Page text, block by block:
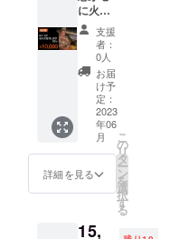
種でし
た。亀
の尾は
現代の
優良品
種であ
るササ
ニシ
キ、コ
シヒカ
とめぼ
れ、あ
の交配
・整体
・ヒー
リング
サウナ
（シン
ギング
ボール
の奏で
る音に
よる癒
し体
験） ・
2023年
いて全
て大切
に活動
内容に
活用さ
せてい
ただき
ます。
に火を
灯しま
す 60
大一志
が心に
火を灯
しま
す。
「あな
たの心
に火を
灯す」
の夢を
支援
者：
0人
お届
け予
定：
2023
年06
月
詳細を見る
こ
の
リ
タ
ー
ン
を
選
択
す
る
15,